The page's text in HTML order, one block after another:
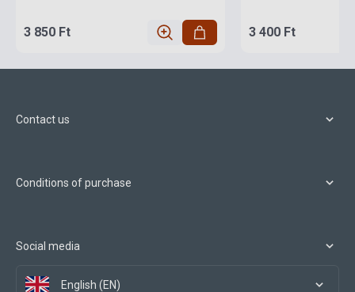
3 850 Ft 3 400 Ft
Contact us
Conditions of purchase
Social media
English (EN)